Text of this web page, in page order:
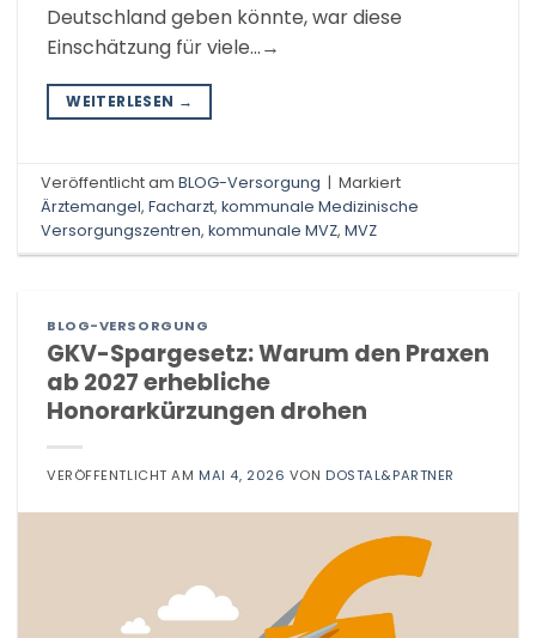
Deutschland geben könnte, war diese
Einschätzung für viele…→
WEITERLESEN →
Veröffentlicht amBLOG-Versorgung | Markiert
Ärztemangel,Facharzt,kommunale Medizinische
Versorgungszentren,kommunale MVZ,MVZ
BLOG-VERSORGUNG
GKV-Spargesetz: Warum den Praxen
ab 2027 erhebliche
Honorarkürzungen drohen
VERÖFFENTLICHT AM MAI 4, 2026 VON DOSTAL&PARTNER